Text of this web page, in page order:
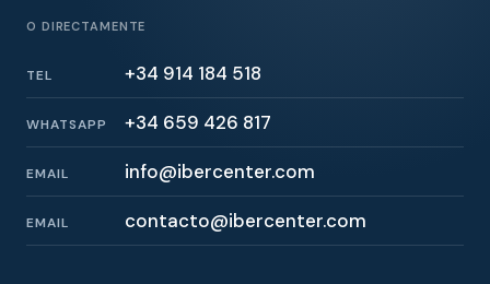
O DIRECTAMENTE
TEL +34 914 184 518
WHATSAPP +34 659 426 817
EMAIL info@ibercenter.com
EMAIL contacto@ibercenter.com